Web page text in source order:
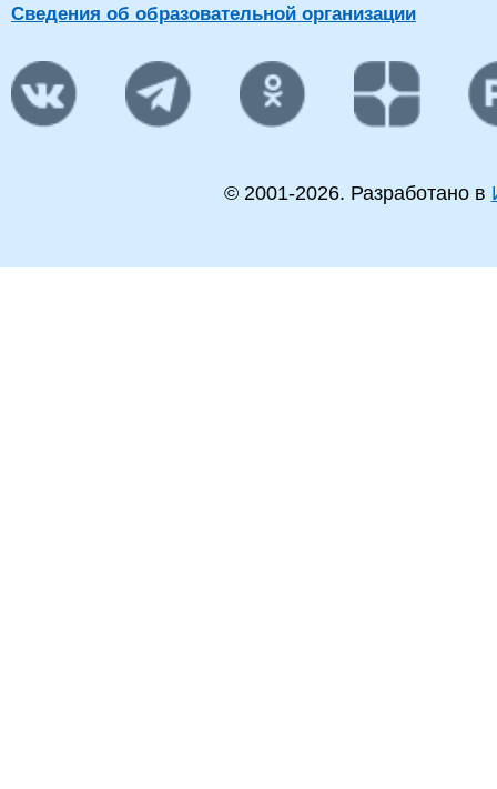
Сведения об образовательной организации
© 2001-2026. Разработано в